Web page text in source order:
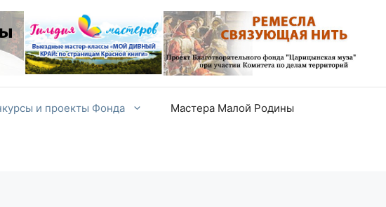
и проекты Фонда Мастера Малой Родины